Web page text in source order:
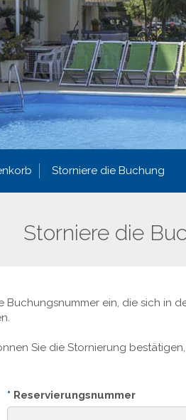
Storniere die Buchung
Storniere die
ein, die sich in
Sie die Stornierung
* Reservierungsnummer